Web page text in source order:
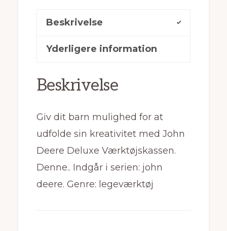
Beskrivelse
Yderligere information
Beskrivelse
Giv dit barn mulighed for at
udfolde sin kreativitet med John
Deere Deluxe Værktøjskassen.
Denne.. Indgår i serien: john
deere. Genre: legeværktøj